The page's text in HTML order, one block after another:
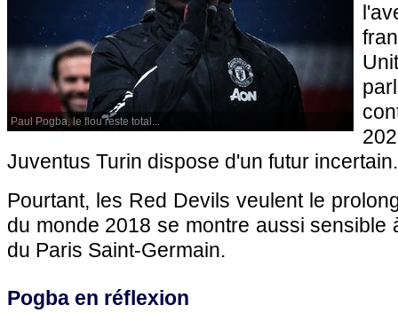
Paul Pogba, le flou reste total...
Juventus Turin dispose d'un futur incertain.
Pourtant, les Red Devils veulent le
du monde 2018 se montre aussi sensible
du Paris Saint-Germain.
Pogba en réflexion